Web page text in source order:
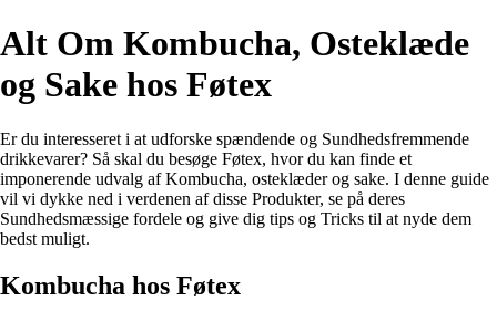
Alt Om Kombucha, Osteklæde
og Sake hos Føtex
Er du interesseret i at udforske spændende og Sundhedsfremmende
drikkevarer? Så skal du besøge Føtex, hvor du kan finde et
imponerende udvalg af Kombucha, osteklæder og sake. I denne guide
vil vi dykke ned i verdenen af disse Produkter, se på deres
Sundhedsmæssige fordele og give dig tips og Tricks til at nyde dem
bedst muligt.
Kombucha hos Føtex